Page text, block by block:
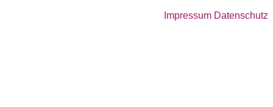
Impressum Datenschutz